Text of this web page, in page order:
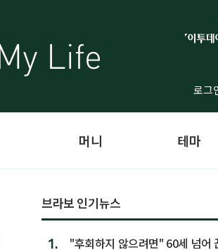
로그
머니 테마
브라보 인기뉴스
1.
"후회하지 않으려면" 60세 넘어